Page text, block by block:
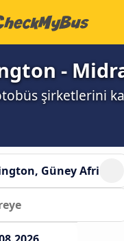
-
şirketlerini